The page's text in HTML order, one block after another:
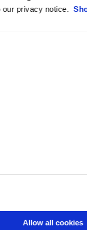
our privacy notice.
Allow all cookies
tầm trung hiệu quả